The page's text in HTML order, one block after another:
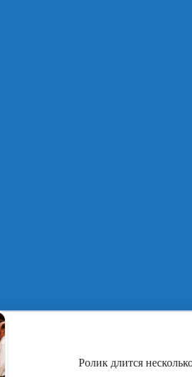
Ролик длится